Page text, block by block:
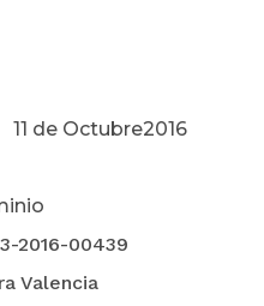
11 de Octubre2016
2016-00439
Valencia